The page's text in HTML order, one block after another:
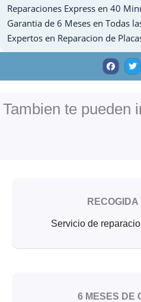
cantidad
Reparaciones Express en 40
Garantia de 6 Meses en Todas
Expertos en Reparacion de
F
a
c
e
o
k
T
w
i
t
Tambien te pueden
RECOGIDA
Servicio de
6 MESES DE